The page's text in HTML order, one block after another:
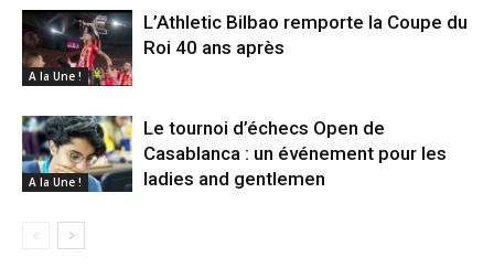
A la Une !
L’Athletic Bilbao remporte la Coupe du
Roi 40 ans après
A la Une !
Le tournoi d’échecs Open de
Casablanca : un événement pour les
ladies and gentlemen